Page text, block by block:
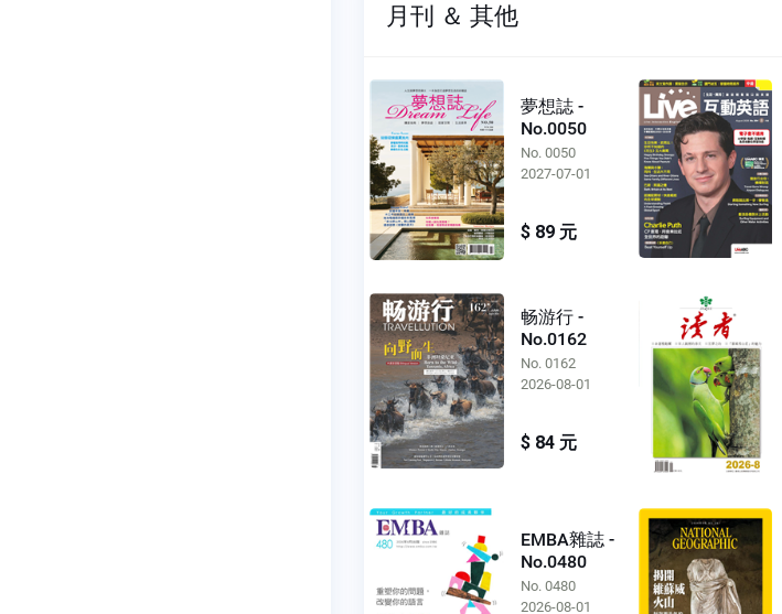
月刊 ＆ 其他
夢想誌 -
No.0050
No. 0050
2027-07-01
$ 89 元
畅游行 -
No.0162
No. 0162
2026-08-01
$ 84 元
EMBA雜誌 -
No.0480
No. 0480
2026-08-01